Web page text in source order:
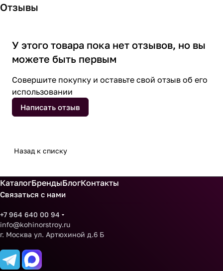
Отзывы
У этого товара пока нет отзывов, но вы
можете быть первым
Совершите покупку и оставьте свой отзыв об его
использовании
Написать отзыв
Назад к списку
КаталогБрендыБлогКонтакты
Связаться с нами
+7 964 640 00 94
info@kohinorstroy.ru
г. Москва ул. Артюхиной д.6 Б